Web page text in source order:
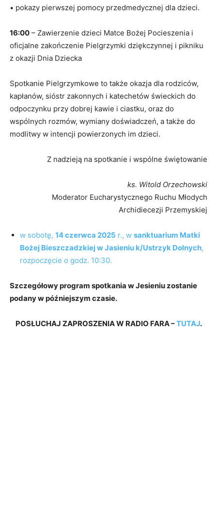
• pokazy pierwszej pomocy przedmedycznej dla dzieci.
16:00 – Zawierzenie dzieci Matce Bożej Pocieszenia i
oficjalne zakończenie Pielgrzymki dziękczynnej i pikniku
z okazji Dnia Dziecka
Spotkanie Pielgrzymkowe to także okazja dla rodziców,
kapłanów, sióstr zakonnych i katechetów świeckich do
odpoczynku przy dobrej kawie i ciastku, oraz do
wspólnych rozmów, wymiany doświadczeń, a także do
modlitwy w intencji powierzonych im dzieci.
Z nadzieją na spotkanie i wspólne świętowanie
ks. Witold Orzechowski
Moderator Eucharystycznego Ruchu Młodych
Archidiecezji Przemyskiej
w sobotę, 14 czerwca 2025 r., w sanktuarium Matki
Bożej Bieszczadzkiej w Jasieniu k/Ustrzyk Dolnych,
rozpoczęcie o godz. 10:30.
Szczegółowy program spotkania w Jesieniu zostanie
podany w późniejszym czasie.
POSŁUCHAJ ZAPROSZENIA W RADIO FARA –TUTAJ.